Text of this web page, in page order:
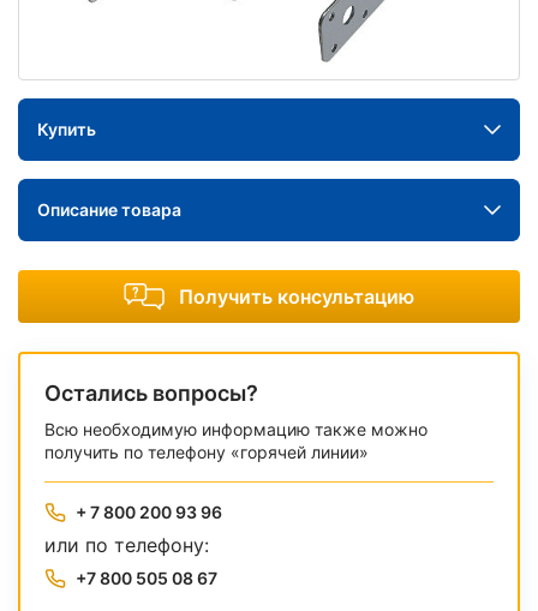
Купить
Описание товара
Получить консультацию
Остались вопросы?
Всю необходимую информацию также можно
получить по телефону «горячей линии»
+ 7 800 200 93 96
или по телефону:
+7 800 505 08 67